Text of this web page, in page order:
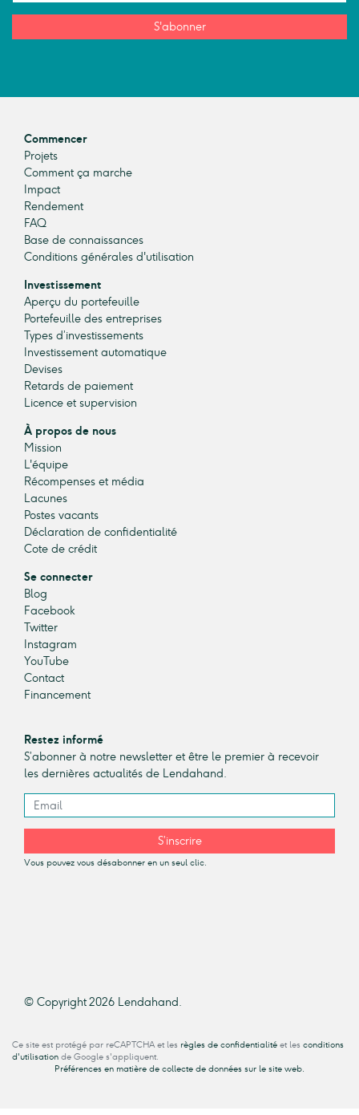
S'abonner
Commencer
Projets
Comment ça marche
Impact
Rendement
FAQ
Base de connaissances
Conditions générales d'utilisation
Investissement
Aperçu du portefeuille
Portefeuille des entreprises
Types d’investissements
Investissement automatique
Devises
Retards de paiement
Licence et supervision
À propos de nous
Mission
L'équipe
Récompenses et média
Lacunes
Postes vacants
Déclaration de confidentialité
Cote de crédit
Se connecter
Blog
Facebook
Twitter
Instagram
YouTube
Contact
Financement
Restez informé
S’abonner à notre newsletter et être le premier à recevoir
les dernières actualités de Lendahand.
S’inscrire
Vous pouvez vous désabonner en un seul clic.
© Copyright 2026 Lendahand.
Ce site est protégé par reCAPTCHA et les règles de confidentialité et les conditions
d'utilisation de Google s'appliquent.
Préférences en matière de collecte de données sur le site web.